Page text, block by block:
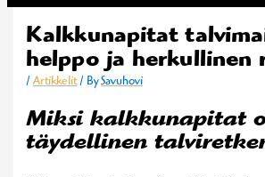
Kalkkunapitat
helppo ja herkullinen
/Artikkelit/ BySavuhovi
Miksi kalkkunapitat
täydellinen